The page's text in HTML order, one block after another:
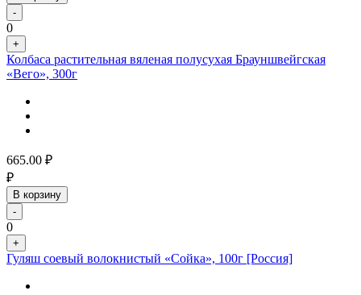
-
0
+
Колбаса растительная вяленая полусухая Брауншвейгская
«Вего», 300г
665.00 ₽
₽
В корзину
-
0
+
Гуляш соевый волокнистый «Сойка», 100г [Россия]